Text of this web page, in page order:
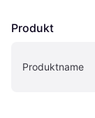
Produkt
Produktname